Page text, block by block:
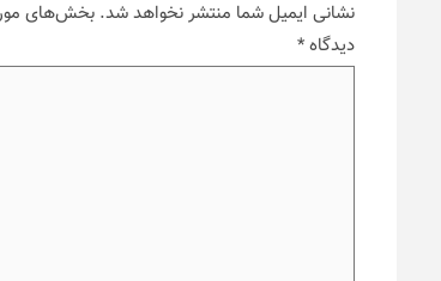
نشانی ایمیل شما منتشر نخواهد شد. بخش‌های
دیدگاه*